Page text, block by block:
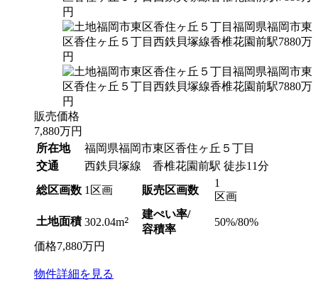
販売価格
7,880万円
所在地
福岡県福岡市東区香住ヶ丘５丁目
交通
西鉄貝塚線 香椎花園前駅 徒歩11分
総区画数 1区画 販売区画数
1
区画
土地面積 302.04m2
建ぺい率/
容積率
50%/80%
価格7,880万円
物件詳細を見る